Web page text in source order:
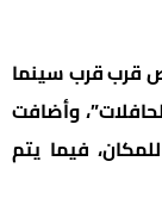
سينما
وأضافت
فيما يتم